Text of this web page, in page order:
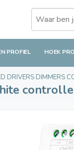
PROFIEL HOEK
controller set,
DRIVERS DIMMERS